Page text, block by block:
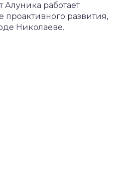
работает
проактивного развития,
Николаеве.